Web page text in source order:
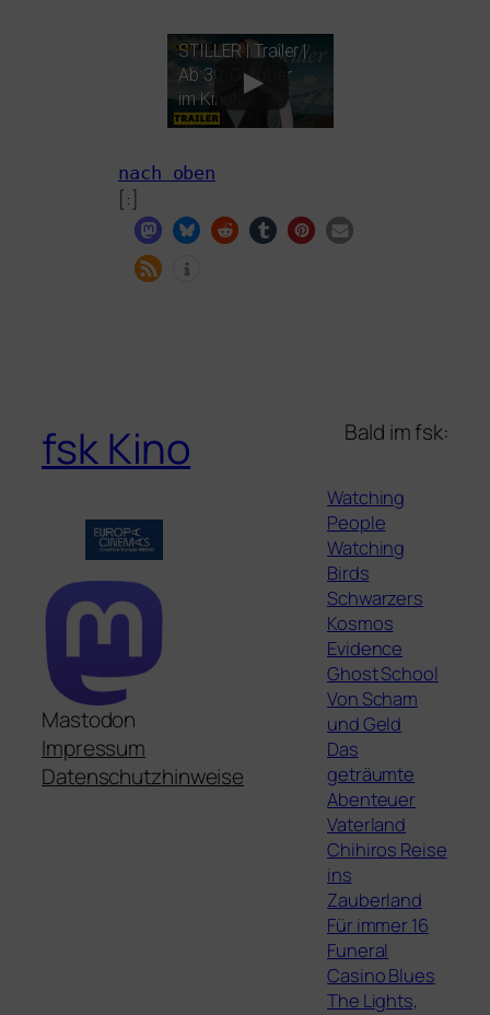
STILLER | Trailer |
Ab 30. Oktober
im Kino!
nach oben
[:]
fsk Kino
Mastodon
Impressum
Datenschutzhinweise
Bald im fsk:
Watching
People
Watching
Birds
Schwarzers
Kosmos
Evidence
Ghost School
Von Scham
und Geld
Das
geträumte
Abenteuer
Vaterland
Chihiros Reise
ins
Zauberland
Für immer 16
Funeral
Casino Blues
The Lights,